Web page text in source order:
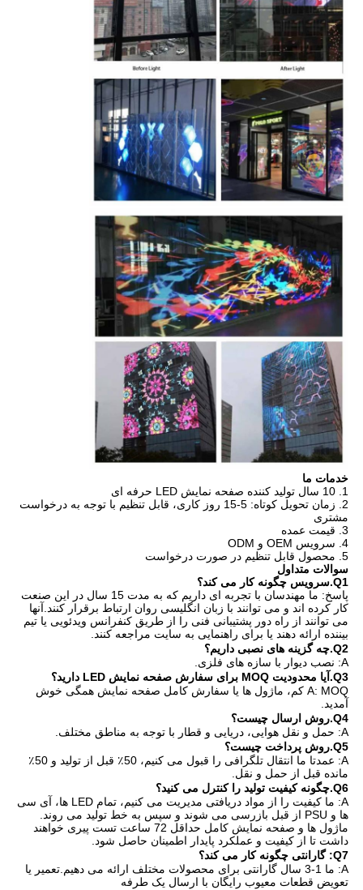
خدمات ما
1. 10 سال تولید کننده صفحه نمایش LED حرفه ای
2. زمان تحویل کوتاه: 5-15 روز کاری، قابل تنظیم با توجه به درخواست
مشتری
3. قیمت عمده
4. سرویس OEM و ODM
5. محصول قابل تنظیم در صورت درخواست
سوالات متداول
Q1.سرویس چگونه کار می کند؟
پاسخ: ما مهندسان با تجربه ای داریم که به مدت 15 سال در این صنعت
کار کرده اند و می توانند با زبان انگلیسی روان ارتباط برقرار کنند.آنها
می توانند از راه دور پشتیبانی فنی را از طریق کنفرانس ویدئویی یا تیم
بیننده ارائه دهند یا برای راهنمایی به سایت مراجعه کنند.
Q2.چه گزینه های نصبی داریم؟
A: نصب دیوار با سازه های فلزی.
Q3.آیا محدودیت MOQ برای سفارش صفحه نمایش LED دارید؟
A: MOQ کم، ماژول ها یا سفارش کامل صفحه نمایش همگی خوش
آمدید.
Q4.روش ارسال چیست؟
A: حمل و نقل هوایی، دریایی و قطار با توجه به مناطق مختلف.
Q5.روش پرداخت چیست؟
A: عمدتا ما انتقال تلگرافی را قبول می کنیم، 50٪ قبل از تولید و 50٪
مانده قبل از حمل و نقل.
Q6.چگونه کیفیت تولید را کنترل می کنید؟
A: ما کیفیت را از مواد دریافتی مدیریت می کنیم، تمام LED ها، آی سی
ها و PSU از قبل بازرسی می شوند و سپس به خط تولید می روند.
ماژول ها و صفحه نمایش کامل حداقل 72 ساعت تست پیری خواهند
داشت تا از کیفیت و عملکرد پایدار اطمینان حاصل شود.
Q7: گارانتی چگونه کار می کند؟
A: ما 1-3 سال گارانتی برای محصولات مختلف ارائه می دهیم.تعمیر یا
تعویض قطعات معیوب رایگان با ارسال یک طرفه